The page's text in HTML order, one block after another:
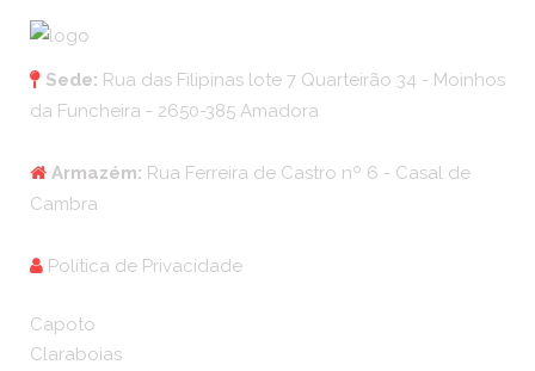
Sede: Rua das Filipinas lote 7 Quarteirão 34 - Moinhos
da Funcheira - 2650-385 Amadora
Armazém: Rua Ferreira de Castro nº 6 - Casal de
Cambra
Política de Privacidade
Capoto
Claraboias